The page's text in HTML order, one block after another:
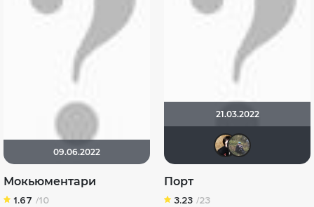
09.06.2022
Мокьюментари
1.67 /10
21.03.2022
Порт
3.23 /23